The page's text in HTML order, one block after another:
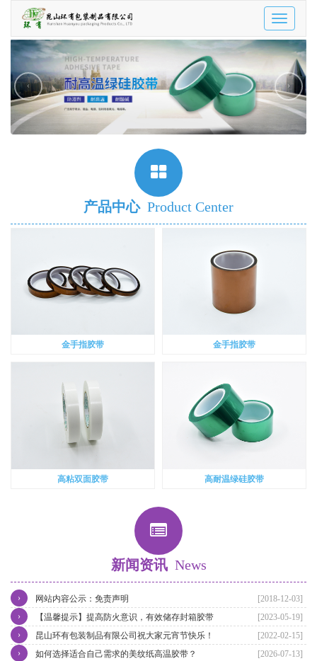
Toggle
‹ ›
产品中心 Product Center
金手指胶带 金手指胶带
高粘双面胶带 高耐温绿硅胶带
新闻资讯 News
[2018-12-03]
网站内容公示：免责声明
›
[2023-05-19]
【温馨提示】提高防火意识，有效储存封箱胶带
›
[2022-02-15]
昆山环有包装制品有限公司祝大家元宵节快乐！
›
[2026-07-13]
如何选择适合自己需求的美纹纸高温胶带？
›